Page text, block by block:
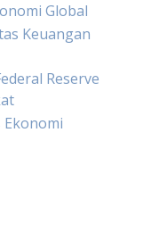
Global
Keuangan
Reserve
Ekonomi